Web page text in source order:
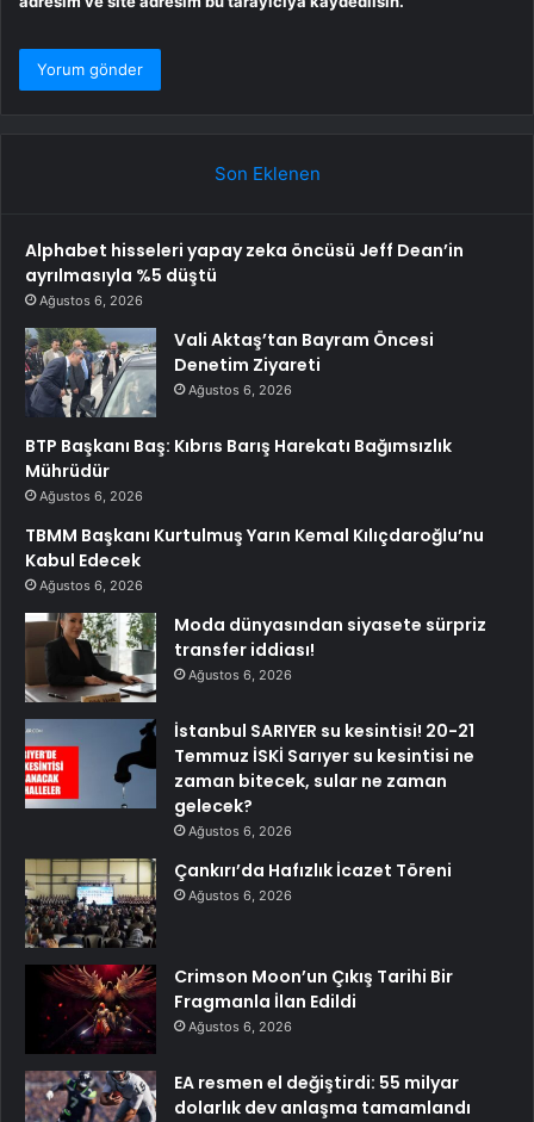
Son Eklenen
Alphabet hisseleri yapay zeka öncüsü Jeff Dean’in
ayrılmasıyla %5 düştü
Ağustos 6, 2026
Vali Aktaş’tan Bayram Öncesi
Denetim Ziyareti
Ağustos 6, 2026
BTP Başkanı Baş: Kıbrıs Barış Harekatı Bağımsızlık
Mührüdür
Ağustos 6, 2026
TBMM Başkanı Kurtulmuş Yarın Kemal Kılıçdaroğlu’nu
Kabul Edecek
Ağustos 6, 2026
Moda dünyasından siyasete sürpriz
transfer iddiası!
Ağustos 6, 2026
İstanbul SARIYER su kesintisi! 20-21
Temmuz İSKİ Sarıyer su kesintisi ne
zaman bitecek, sular ne zaman
gelecek?
Ağustos 6, 2026
Çankırı’da Hafızlık İcazet Töreni
Ağustos 6, 2026
Crimson Moon’un Çıkış Tarihi Bir
Fragmanla İlan Edildi
Ağustos 6, 2026
EA resmen el değiştirdi: 55 milyar
dolarlık dev anlaşma tamamlandı